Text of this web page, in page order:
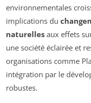
environnementales
implications du
naturelles aux effets
une société éclairée et
organisations comme
intégration par le
robustes.